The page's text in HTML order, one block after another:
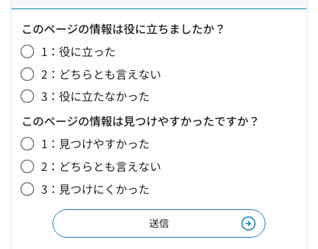
このページの情報は役に立ちましたか？
1：役に立った
2：どちらとも言えない
3：役に立たなかった
このページの情報は見つけやすかったですか？
1：見つけやすかった
2：どちらとも言えない
3：見つけにくかった